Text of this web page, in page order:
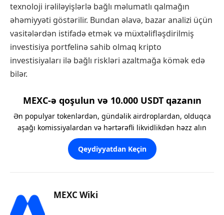
texnoloji irəliləyişlərlə bağlı məlumatlı qalmağın
əhəmiyyəti göstərilir. Bundan əlavə, bazar analizi üçün
vasitələrdən istifadə etmək və müxtəlifləşdirilmiş
investisiya portfelinə sahib olmaq kripto
investisiyaları ilə bağlı riskləri azaltmağa kömək edə
bilər.
MEXC-ə qoşulun və 10.000 USDT qazanın
Ən populyar tokenlərdən, gündəlik airdroplardan, olduqca
aşağı komissiyalardan və hərtərəfli likvidlikdən həzz alın
Qeydiyyatdan Keçin
MEXC Wiki